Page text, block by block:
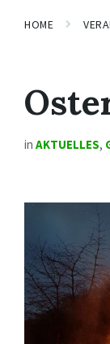
HOME
in AKTUELLES,